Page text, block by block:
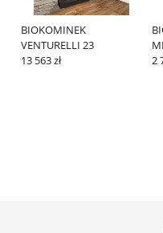
BIOKOMINEK
VENTURELLI 23
13 563 zł
2